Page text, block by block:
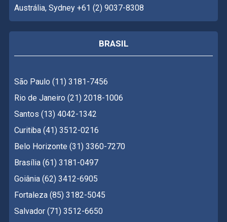
Austrália, Sydney +61 (2) 9037-8308
BRASIL
São Paulo (11) 3181-7456
Rio de Janeiro (21) 2018-1006
Santos (13) 4042-1342
Curitiba (41) 3512-0216
Belo Horizonte (31) 3360-7270
Brasília (61) 3181-0497
Goiânia (62) 3412-6905
Fortaleza (85) 3182-5045
Salvador (71) 3512-6650